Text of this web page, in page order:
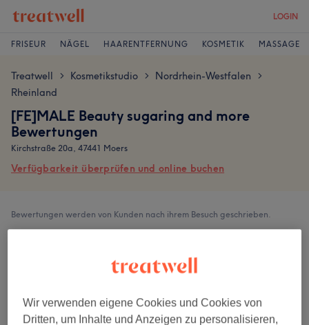
LOGIN
FRISEUR NÄGEL HAARENTFERNUNG KOSMETIK MASSAGE
Treatwell > Kosmetikstudio > Nordrhein-Westfalen >
Rheinland
[FE]MALE Beauty sugaring and more
Bewertungen
Kirchstraße 20a, 47441 Moers
Verfügbarkeit überprüfen und online buchen
Bewertungen werden von Kunden nach ihrem Besuch geschrieben.
Ambiente
Wir verwenden eigene Cookies und Cookies von
Dritten, um Inhalte und Anzeigen zu personalisieren,